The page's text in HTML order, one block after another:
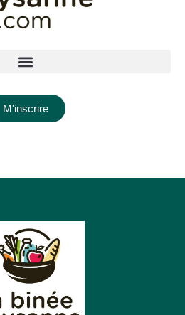
M'inscrire